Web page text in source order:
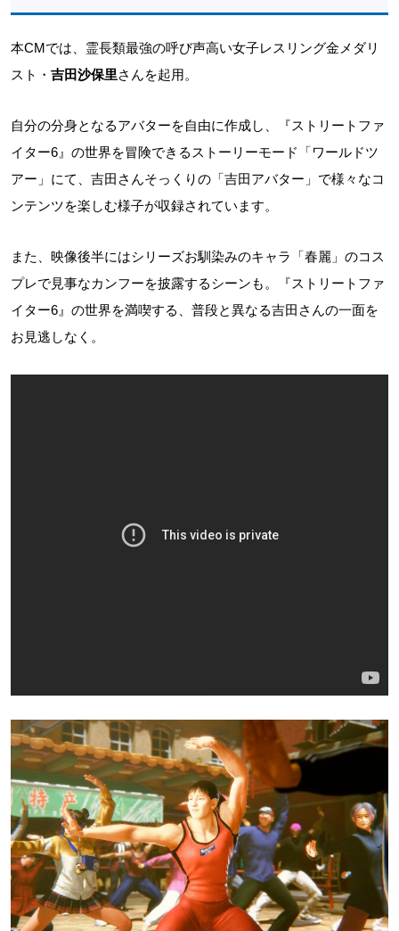
本CMでは、霊長類最強の呼び声高い女子レスリング金メダリ
スト・ 吉田沙保里さんを起用。
自分の分身となるアバターを自由に作成し、『ストリートファ
イター6』の世界を冒険できるストーリーモード「ワールドツ
アー」にて、吉田さんそっくりの「吉田アバター」で様々なコ
ンテンツを楽しむ様子が収録されています。
また、映像後半にはシリーズお馴染みのキャラ「春麗」のコス
プレで見事なカンフーを披露するシーンも。『ストリートファ
イター6』の世界を満喫する、普段と異なる吉田さんの一面を
お見逃しなく。